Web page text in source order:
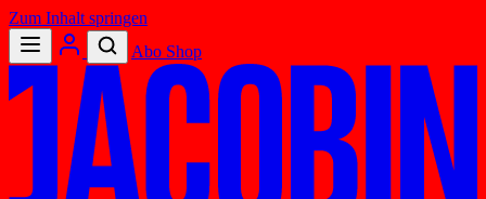
Zum Inhalt springen
Abo Shop